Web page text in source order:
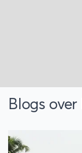
Blogs over